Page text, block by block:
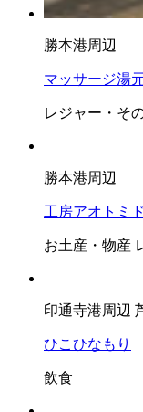
勝本港周辺
マッサージ湯
レジャー・そ
勝本港周辺
工房アオトミ
お土産・物産
印通寺港周辺
ひこひなもり
飲食